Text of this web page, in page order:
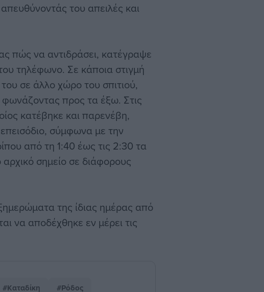
του απειλές και
πώς να αντιδράσει, κατέγραψε
τηλέφωνο. Σε κάποια στιγμή
σε άλλο χώρο του σπιτιού,
προς τα έξω. Στις
κατέβηκε και παρενέβη,
σύμφωνα με την
από τη 1:40 έως τις 2:30 τα
σημείο σε διάφορους
της ίδιας ημέρας από
να αποδέχθηκε εν μέρει τις
#Καταδίκη #Ρόδος